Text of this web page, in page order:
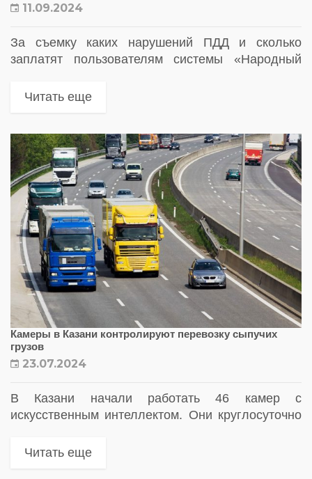
11.09.2024
За съемку каких нарушений ПДД и сколько
заплатят пользователям системы «Народный
Читать еще
Камеры в Казани контролируют перевозку сыпучих
грузов
23.07.2024
В Казани начали работать 46 камер с
искусственным интеллектом. Они круглосуточно
сыпучие грузы и мусор без полога
Читать еще